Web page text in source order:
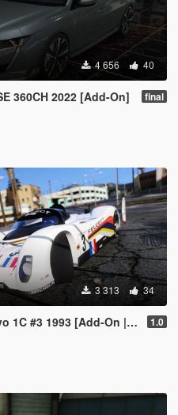
4 656 40
360CH 2022 [Add-On] final
3 313 34
On | Template | VehFuncs V | OIV | RHD] 1.0